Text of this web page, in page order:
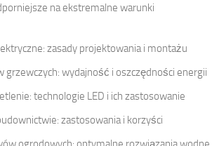
na ekstremalne warunki
zasady projektowania i montażu
grzewczych: wydajność i oszczędności energii
technologie LED i ich zastosowanie
zastosowania i korzyści